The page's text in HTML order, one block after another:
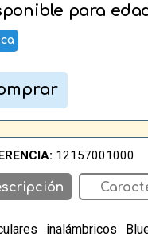
para
12157001000
inalámbricos